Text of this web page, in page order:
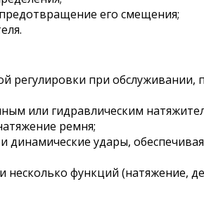
его смещения;
регулировки при обслуживании,
или гидравлическим
ремня;
удары,
функций (натяжение,